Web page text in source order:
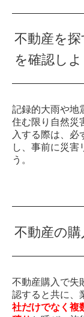
不動産を
を確認しよ
記録的大雨や地
住む限り自然災
入する際は、必
し、事前に災害
う。
不動産の
不動産購入で失
認すると共に、
社だけでなく複